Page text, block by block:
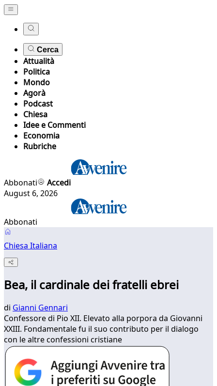
Cerca
Attualità
Politica
Mondo
Agorà
Podcast
Chiesa
Idee e Commenti
Economia
Rubriche
Abbonati
Accedi
August 6, 2026
Abbonati
Chiesa Italiana
Bea, il cardinale dei fratelli ebrei
di Gianni Gennari
Confessore di Pio XII. Elevato alla porpora da Giovanni
XXIII. Fondamentale fu il suo contributo per il dialogo
con le altre confessioni cristiane